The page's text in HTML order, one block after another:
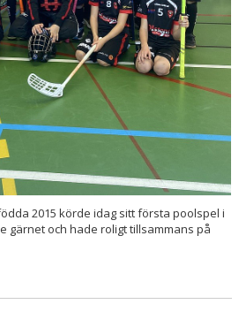
2015 körde idag sitt första poolspel i
gärnet och hade roligt tillsammans på